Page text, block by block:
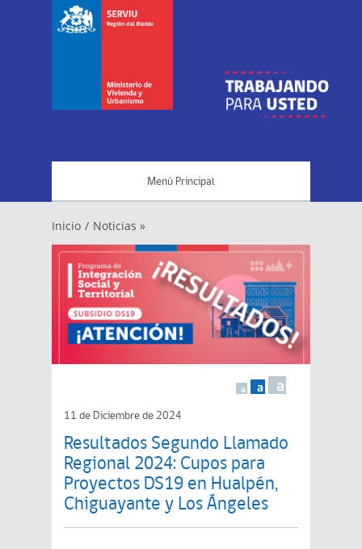
Menú Principal
Inicio / Noticias »
a a a
11 de Diciembre de 2024
Resultados Segundo Llamado
Regional 2024: Cupos para
Proyectos DS19 en Hualpén,
Chiguayante y Los Ángeles